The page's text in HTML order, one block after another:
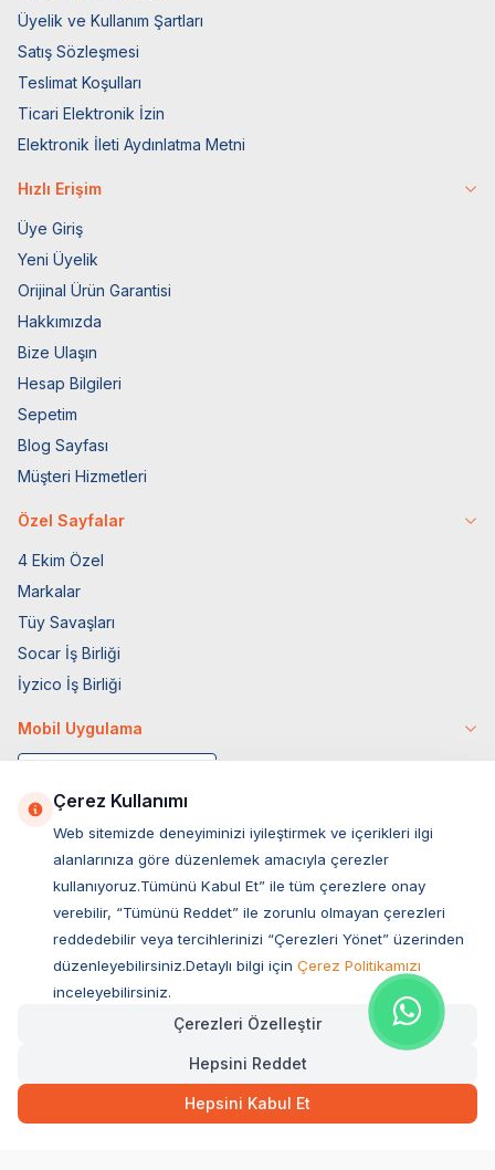
Üyelik ve Kullanım Şartları
Satış Sözleşmesi
Teslimat Koşulları
Ticari Elektronik İzin
Elektronik İleti Aydınlatma Metni
Hızlı Erişim
Üye Giriş
Yeni Üyelik
Orijinal Ürün Garantisi
Hakkımızda
Bize Ulaşın
Hesap Bilgileri
Sepetim
Blog Sayfası
Müşteri Hizmetleri
Özel Sayfalar
4 Ekim Özel
Markalar
Tüy Savaşları
Socar İş Birliği
İyzico İş Birliği
Mobil Uygulama
Müşteri Hizmetleri
Sıkça Sorulan Sorular
Ovacık Mah. Hacıoğlu Sok. No:13 Başiskele / KOCAELİ
Müşteri Destek Hattı
Çerez Kullanımı
Web sitemizde deneyiminizi iyileştirmek ve içerikleri ilgi
alanlarınıza göre düzenlemek amacıyla çerezler
kullanıyoruz.Tümünü Kabul Et” ile tüm çerezlere onay
verebilir, “Tümünü Reddet” ile zorunlu olmayan çerezleri
reddedebilir veya tercihlerinizi “Çerezleri Yönet” üzerinden
düzenleyebilirsiniz.Detaylı bilgi için Çerez Politikamızı
inceleyebilirsiniz.
Çerezleri Özelleştir
Hepsini Reddet
Hepsini Kabul Et